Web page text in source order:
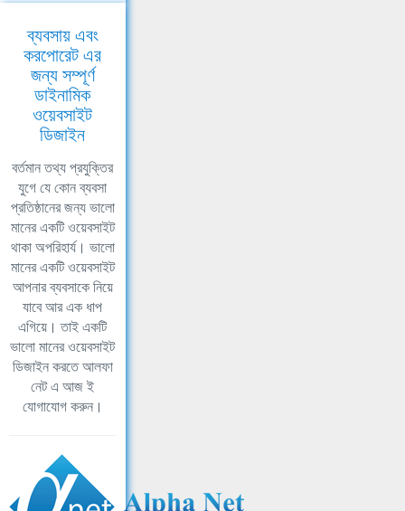
ব্যবসায় এবং
করপোরেট এর
জন্য সম্পূর্ণ
ডাইনামিক
ওয়েবসাইট
ডিজাইন
বর্তমান তথ্য প্রযুক্তির
যুগে যে কোন ব্যবসা
প্রতিষ্ঠানের জন্য ভালো
মানের একটি ওয়েবসাইট
থাকা অপরিহার্য। ভালো
মানের একটি ওয়েবসাইট
আপনার ব্যবসাকে নিয়ে
যাবে আর এক ধাপ
এগিয়ে। তাই একটি
ভালো মানের ওয়েবসাইট
ডিজাইন করতে আলফা
নেট এ আজ ই
যোগাযোগ করুন।